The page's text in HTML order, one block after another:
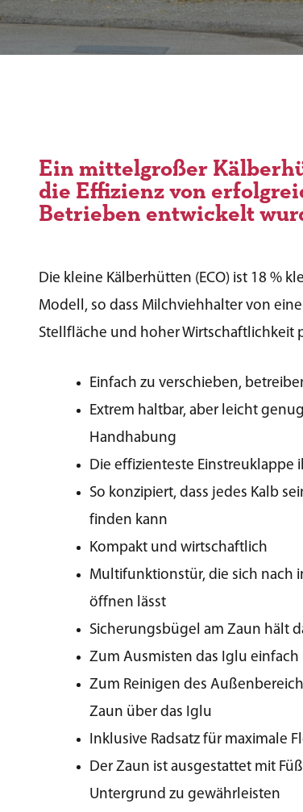
Ein mittelgroßer
die Effizienz von
Betrieben entwickelt
Die kleine Kälberhütten (ECO) ist 18 %
Modell, so dass Milchviehhalter von
Stellfläche und hoher Wirtschaftlichkeit
Einfach zu verschieben,
Extrem haltbar, aber leicht
Handhabung
Die effizienteste Einstreuklappe
So konzipiert, dass jedes Kalb
finden kann
Kompakt und wirtschaftlich
Multifunktionstür, die sich nach
öffnen lässt
Sicherungsbügel am Zaun hält
Zum Ausmisten das Iglu
Zum Reinigen des
Zaun über das Iglu
Inklusive Radsatz für maximale
Der Zaun ist ausgestattet mit
Untergrund zu gewährleisten